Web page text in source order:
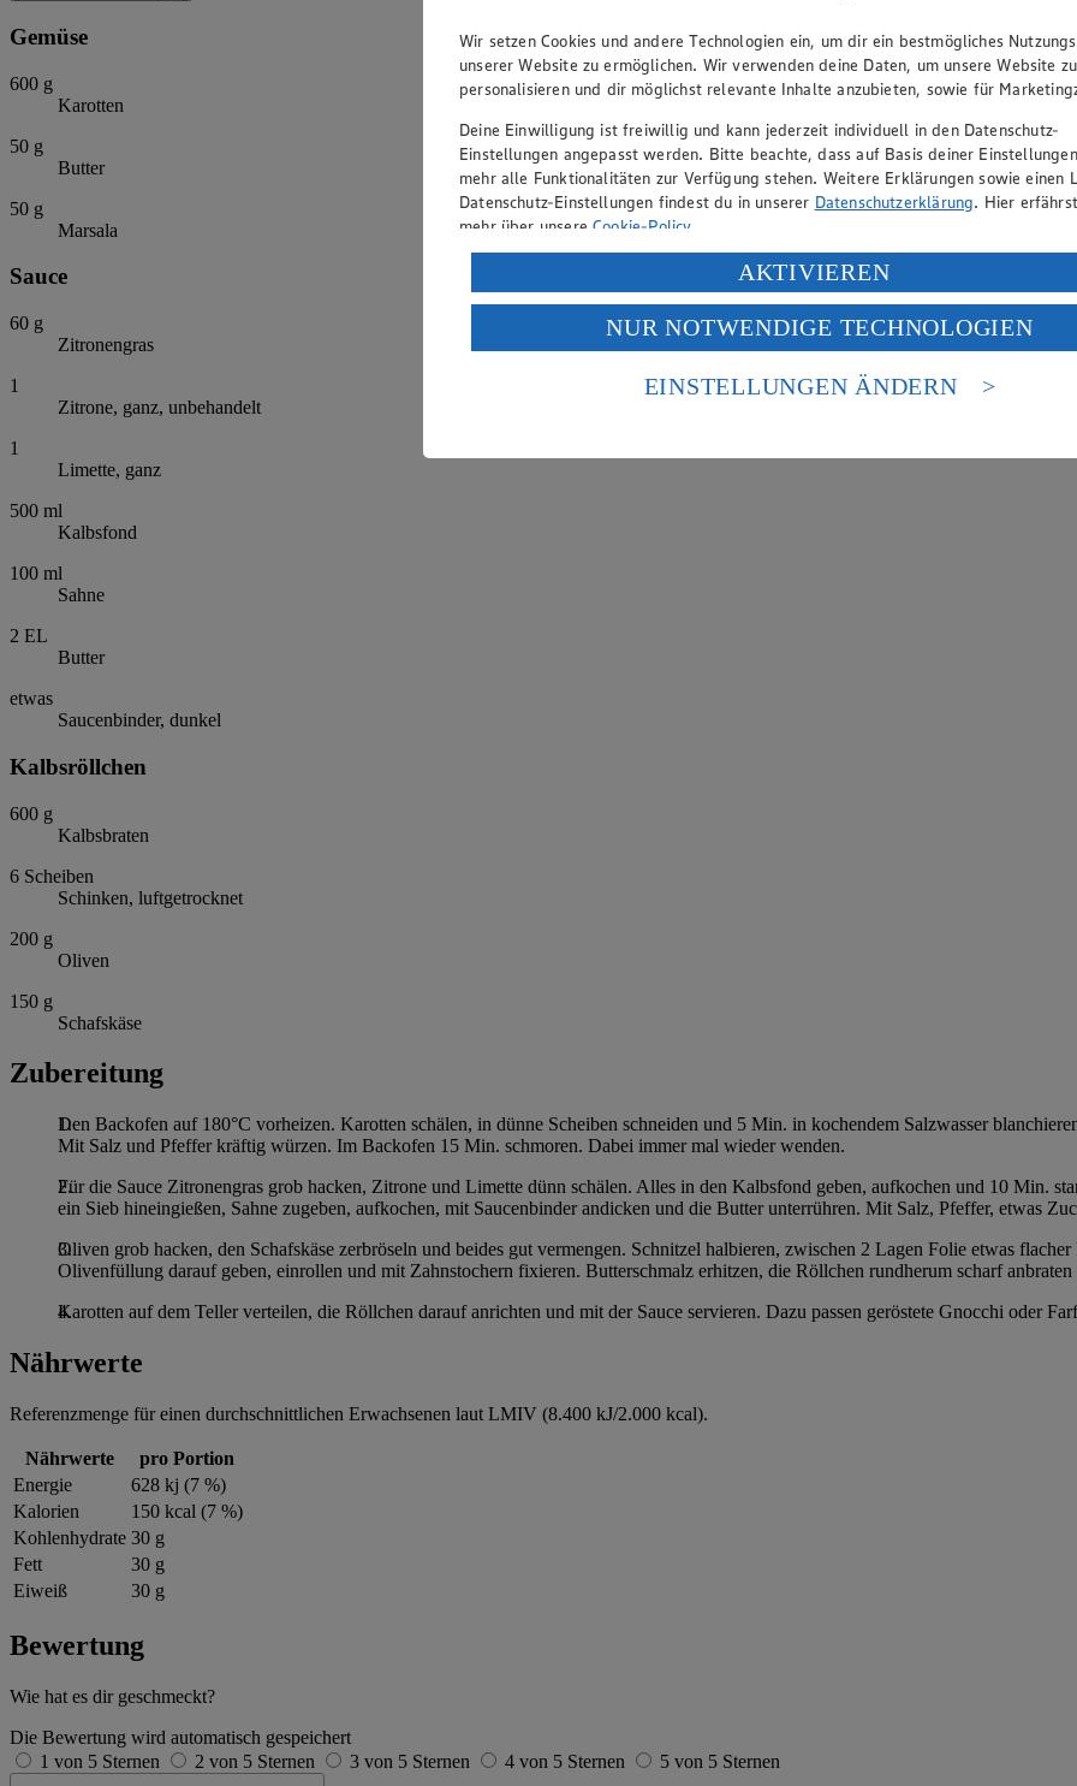
Gemüse
600 g
Karotten
50 g
Butter
50 g
Marsala
Sauce
60 g
Zitronengras
1
Zitrone, ganz, unbehandelt
1
Limette, ganz
500 ml
Kalbsfond
100 ml
Sahne
2 EL
Butter
etwas
Saucenbinder, dunkel
Kalbsröllchen
600 g
Kalbsbraten
6 Scheiben
Schinken, luftgetrocknet
200 g
Oliven
150 g
Schafskäse
Zubereitung
Den Backofen auf 180°C vorheizen. Karotten schälen, in dünne Scheiben schneiden und 5 Min. in kochendem Salzwasser
Mit Salz und Pfeffer kräftig würzen. Im Backofen 15 Min. schmoren. Dabei immer mal wieder wenden.
Für die Sauce Zitronengras grob hacken, Zitrone und Limette dünn schälen. Alles in den Kalbsfond geben, aufkochen und 10 Min.
ein Sieb hineingießen, Sahne zugeben, aufkochen, mit Saucenbinder andicken und die Butter unterrühren. Mit Salz, Pfeffer, etwas
Oliven grob hacken, den Schafskäse zerbröseln und beides gut vermengen. Schnitzel halbieren, zwischen 2 Lagen Folie etwas
Olivenfüllung darauf geben, einrollen und mit Zahnstochern fixieren. Butterschmalz erhitzen, die Röllchen rundherum scharf
Karotten auf dem Teller verteilen, die Röllchen darauf anrichten und mit der Sauce servieren. Dazu passen geröstete Gnocchi oder
Nährwerte
Referenzmenge für einen durchschnittlichen Erwachsenen laut LMIV (8.400 kJ/2.000 kcal).
Nährwerte
pro Portion
Energie
628 kj (7 %)
Kalorien
150 kcal (7 %)
Kohlenhydrate 30 g
Fett
30 g
Eiweiß
30 g
Bewertung
Wie hat es dir geschmeckt?
Die Bewertung wird automatisch gespeichert
1 von 5 Sternen
2 von 5 Sternen 3 von 5 Sternen 4 von 5 Sternen 5 von 5 Sternen
Wir setzen Cookies und andere Technologien ein, um dir ein bestmögliches
unserer Website zu ermöglichen. Wir verwenden deine Daten, um unsere Website zu
personalisieren und dir möglichst relevante Inhalte anzubieten, sowie für
Deine Einwilligung ist freiwillig und kann jederzeit individuell in den Datenschutz-
Einstellungen angepasst werden. Bitte beachte, dass auf Basis deiner
mehr alle Funktionalitäten zur Verfügung stehen. Weitere Erklärungen sowie einen
Datenschutz-Einstellungen findest du in unserer Datenschutzerklärung. Hier
mehr über unsereCookie-Policy.
Verarbeitung deiner personenbezogenen Daten in den USA durch Facebook und
Wenn du auf „Aktivieren“ klickst, willigst du im Sinne des Art. 49 Abs. 1 Satz 1 lit.
ein, dass deine Daten in den USA verarbeitet werden. Der EuGH sieht die USA als
einem nach europäischen Standards nicht angemessenen Datenschutzniveau an. Es
Risiko eines Zugriffs durch US-amerikanische Behörden.
AKTIVIEREN
NUR NOTWENDIGE TECHNOLOGIEN
EINSTELLUNGEN ÄNDERN